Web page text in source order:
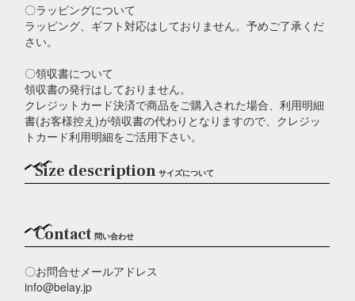
〇ラッピングについて
ラッピング、ギフト対応はしておりません。予めご了承くだ
さい。
〇領収書について
領収書の発行はしておりません。
クレジットカード決済で商品をご購入された場合、利用明細
書(お客様控え)が領収書の代わりとなりますので、クレジッ
トカード利用明細をご活用下さい。
Size description サイズについて
Contact 問い合わせ
〇お問合せメールアドレス
info@belay.jp